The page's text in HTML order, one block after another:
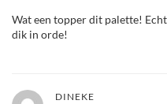
Wat een topper dit palette!
dik in orde!
DINEKE